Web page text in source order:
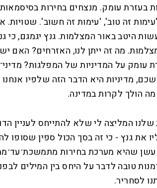
בעזרת עומק. מנצחים בחירות
זה טוב', 'עימות זה חשוב'. שטויות.
היטב באור המצלמות. גנץ יגמגם, כי
מה זה ייתן לנו, האזרחים? האם
על המדיניות של המפלגות?
מדיניות היא הדבר הזה שלפיו
הולך לקרות במדינה.
המליצה לי שלא להתייחס לעניין
את גנץ - כי זה בסך הכול ספין שסופו
שהיא מערכת בחירות
טובה לדבר על היחס בין המילים
לסחריר.